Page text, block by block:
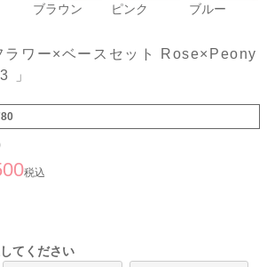
ブラウン ピンク ブルー
ラワー×ベースセット Rose×Peony
」
税込
てください